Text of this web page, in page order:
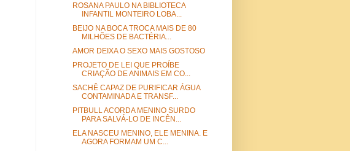
ROSANA PAULO NA BIBLIOTECA
INFANTIL MONTEIRO LOBA...
BEIJO NA BOCA TROCA MAIS DE 80
MILHÕES DE BACTÉRIA...
AMOR DEIXA O SEXO MAIS GOSTOSO
PROJETO DE LEI QUE PROÍBE
CRIAÇÃO DE ANIMAIS EM CO...
SACHÊ CAPAZ DE PURIFICAR ÁGUA
CONTAMINADA E TRANSF...
PITBULL ACORDA MENINO SURDO
PARA SALVÁ-LO DE INCÊN...
ELA NASCEU MENINO, ELE MENINA. E
AGORA FORMAM UM C...